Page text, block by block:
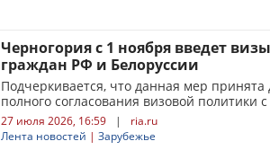
Черногория с 1 ноября введет
граждан РФ и Белоруссии
Подчеркивается, что данная мер принята
полного согласования визовой политики
27 июля 2026, 16:59 |
ria.ru
Лента новостей | Зарубежье